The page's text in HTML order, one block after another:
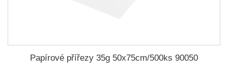
Papírové přířezy 35g 50x75cm/500ks 90050